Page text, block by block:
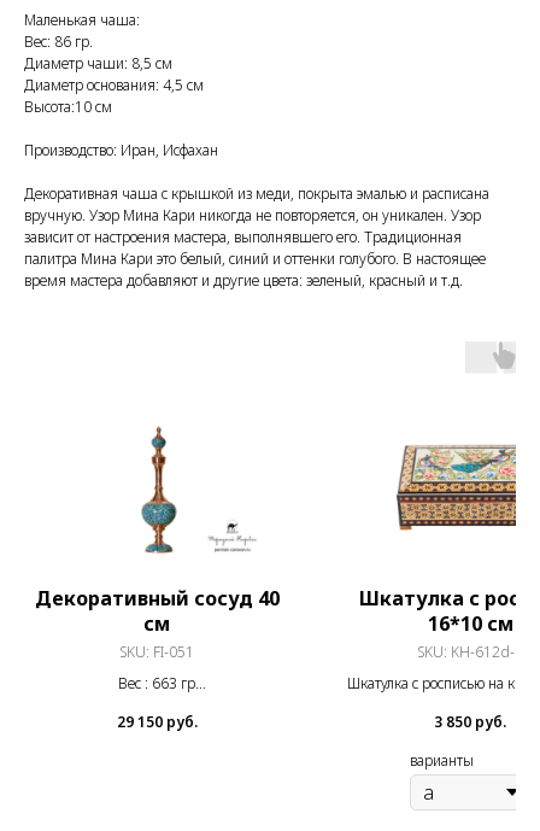
Маленькая чаша:
Вес: 86 гр.
Диаметр чаши: 8,5 см
Диаметр основания: 4,5 см
Высота:10 см
Производство: Иран, Исфахан
Декоративная чаша с крышкой из меди, покрыта эмалью и расписана
вручную. Узор Мина Кари никогда не повторяется, он уникален. Узор
зависит от настроения мастера, выполнявшего его. Традиционная
палитра Мина Кари это белый, синий и оттенки голубого. В настоящее
время мастера добавляют и другие цвета: зеленый, красный и т.д.
Декоративный сосуд 40
см
SKU: FI-051
Вес : 663 гр
Диаметр горлышка : 4.5 см
29 150 руб.
Шкатулка с
16*10 см
SKU: KH-612d-1
Шкатулка с росписью на
3 850 руб.
варианты